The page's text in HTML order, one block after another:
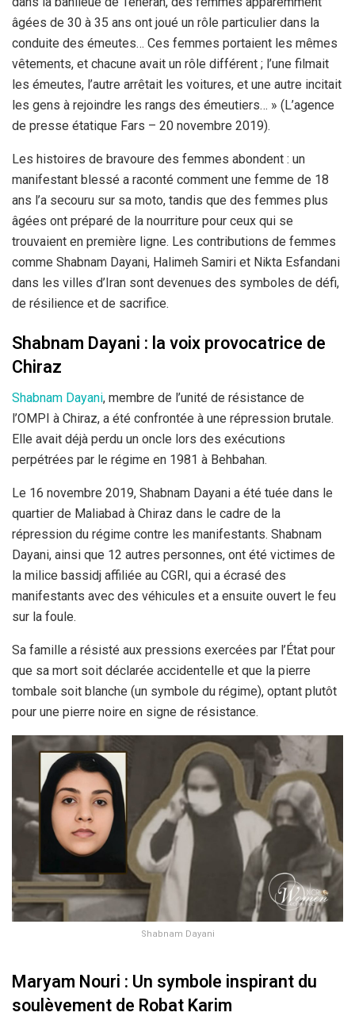
âgées de 30 à 35 ans ont joué un rôle particulier dans la
conduite des émeutes… Ces femmes portaient les mêmes
vêtements, et chacune avait un rôle différent ; l’une filmait
les émeutes, l’autre arrêtait les voitures, et une autre incitait
les gens à rejoindre les rangs des émeutiers… » (L’agence
de presse étatique Fars – 20 novembre 2019).
Les histoires de bravoure des femmes abondent : un
manifestant blessé a raconté comment une femme de 18
ans l’a secouru sur sa moto, tandis que des femmes plus
âgées ont préparé de la nourriture pour ceux qui se
trouvaient en première ligne. Les contributions de femmes
comme Shabnam Dayani, Halimeh Samiri et Nikta Esfandani
dans les villes d’Iran sont devenues des symboles de défi,
de résilience et de sacrifice.
Shabnam Dayani : la voix provocatrice de
Chiraz
Shabnam Dayani, membre de l’unité de résistance de
l’OMPI à Chiraz, a été confrontée à une répression brutale.
Elle avait déjà perdu un oncle lors des exécutions
perpétrées par le régime en 1981 à Behbahan.
Le 16 novembre 2019, Shabnam Dayani a été tuée dans le
quartier de Maliabad à Chiraz dans le cadre de la
répression du régime contre les manifestants. Shabnam
Dayani, ainsi que 12 autres personnes, ont été victimes de
la milice bassidj affiliée au CGRI, qui a écrasé des
manifestants avec des véhicules et a ensuite ouvert le feu
sur la foule.
Sa famille a résisté aux pressions exercées par l’État pour
que sa mort soit déclarée accidentelle et que la pierre
tombale soit blanche (un symbole du régime), optant plutôt
pour une pierre noire en signe de résistance.
Shabnam Dayani
Maryam Nouri : Un symbole inspirant du
soulèvement de Robat Karim